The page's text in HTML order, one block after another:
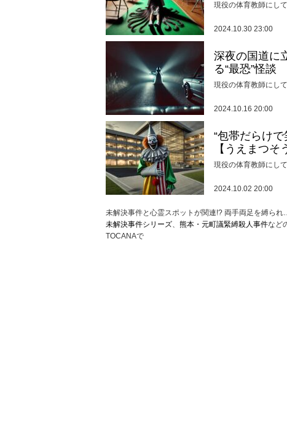
現役の体育教師にし
2024.10.30 23:00
深夜の国道に
る“最恐”怪談
現役の体育教師にし
2024.10.16 20:00
“包帯だらけ
【うえまつそ
現役の体育教師にし
2024.10.02 20:00
未解決事件と心霊スポットが関連!? 両手両足を縛ら
未解決事件シリーズ、 熊本・元町議緊縛殺人事件など
TOCANAで